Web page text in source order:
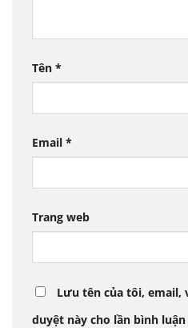
Tên *
Email *
Trang web
Lưu tên của tôi,
duyệt này cho lần bình